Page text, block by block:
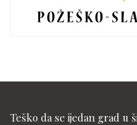
Teško da se ijedan grad u